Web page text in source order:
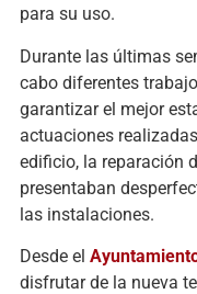
para su uso.
Durante las últimas
cabo diferentes
garantizar el mejor
actuaciones
edificio, la reparación
presentaban
las instalaciones.
Desde el
disfrutar de la nueva